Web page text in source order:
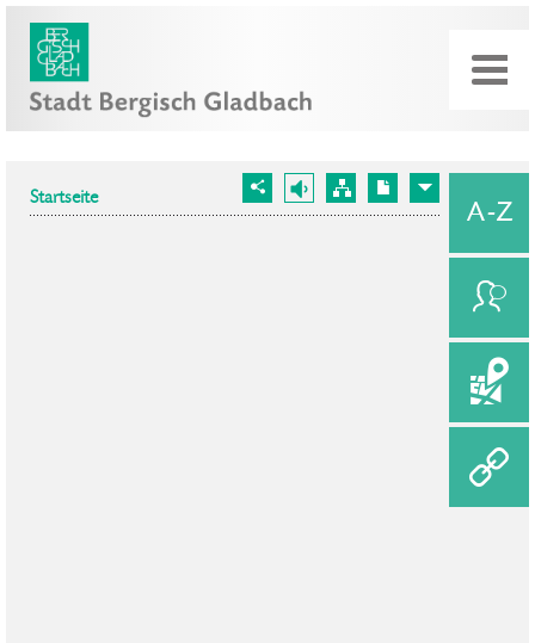
Startseite